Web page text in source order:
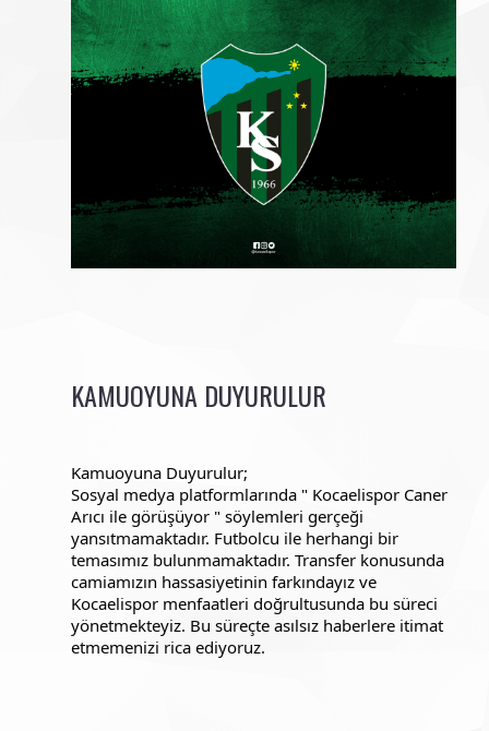
KAMUOYUNA DUYURULUR
Kamuoyuna Duyurulur;
Sosyal medya platformlarında " Kocaelispor Caner
Arıcı ile görüşüyor " söylemleri gerçeği
yansıtmamaktadır. Futbolcu ile herhangi bir
temasımız bulunmamaktadır. Transfer konusunda
camiamızın hassasiyetinin farkındayız ve
Kocaelispor menfaatleri doğrultusunda bu süreci
yönetmekteyiz. Bu süreçte asılsız haberlere itimat
etmemenizi rica ediyoruz.